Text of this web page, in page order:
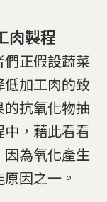
肉製程
正假設蔬菜
加工肉的致
抗氧化物抽
，藉此看看
為氧化產生
因之一。